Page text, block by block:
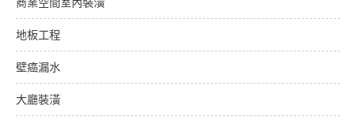
地板工程
壁癌漏水
大廳裝潢